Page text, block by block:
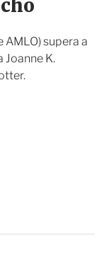
supera a
Joanne K.